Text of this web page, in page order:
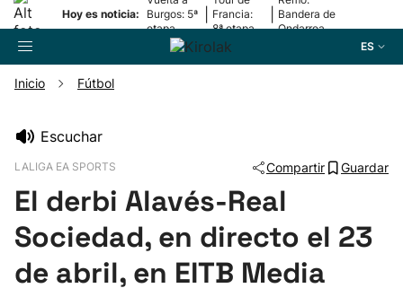
Hoy es noticia:
Burgos: 5ª
etapa
Francia:
8ª etapa
Bandera de
Ondarroa
ES
Pelota
Remo
Inicio Fútbol
Escuchar
LALIGA EA SPORTS Compartir Guardar
El derbi Alavés-Real
Sociedad, en directo el 23
de abril, en EITB Media